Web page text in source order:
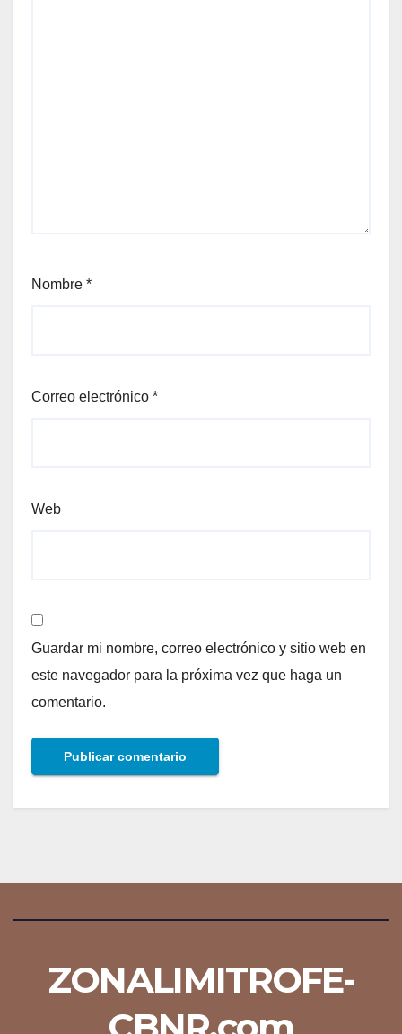
Nombre *
Correo electrónico *
Web
Guardar mi nombre, correo electrónico y sitio web en
este navegador para la próxima vez que haga un
comentario.
ZONALIMITROFE-